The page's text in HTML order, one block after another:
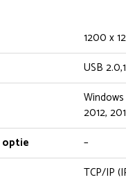
1200 x
USB
2012,
optie
–
TCP/IP